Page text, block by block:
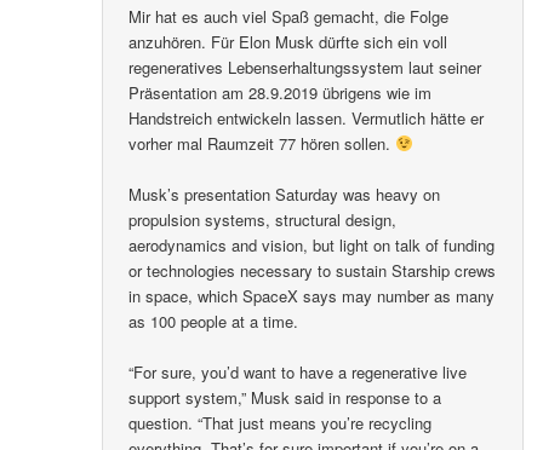
Mir hat es auch viel Spaß gemacht, die Folge
anzuhören. Für Elon Musk dürfte sich ein voll
regeneratives Lebenserhaltungssystem laut seiner
Präsentation am 28.9.2019 übrigens wie im
Handstreich entwickeln lassen. Vermutlich hätte er
vorher mal Raumzeit 77 hören sollen.
Musk’s presentation Saturday was heavy on
propulsion systems, structural design,
aerodynamics and vision, but light on talk of funding
or technologies necessary to sustain Starship crews
in space, which SpaceX says may number as many
as 100 people at a time.
“For sure, you’d want to have a regenerative live
support system,” Musk said in response to a
question. “That just means you’re recycling